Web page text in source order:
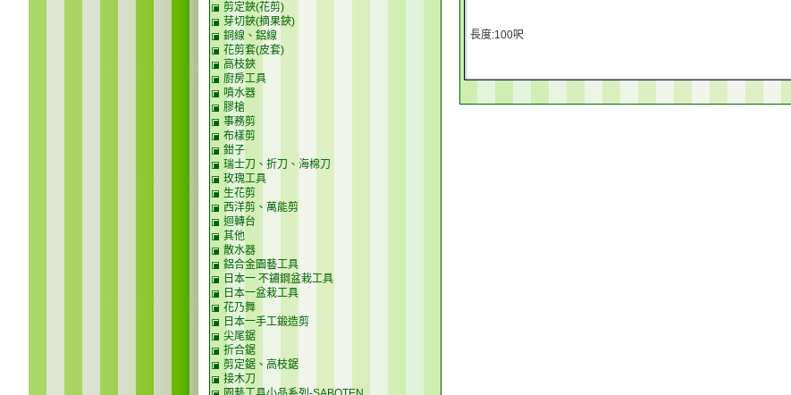
長度:100呎
剪定鋏(花剪)
芽切鋏(摘果鋏)
銅線、鋁線
花剪套(皮套)
高枝鋏
廚房工具
噴水器
膠槍
事務剪
布樣剪
鉗子
瑞士刀、折刀、海棉刀
玫瑰工具
生花剪
西洋剪、萬能剪
迴轉台
其他
散水器
鋁合金園藝工具
日本一 不鏽鋼盆栽工具
日本一盆栽工具
花乃舞
日本一手工鍛造剪
尖尾鋸
折合鋸
剪定鋸、高枝鋸
接木刀